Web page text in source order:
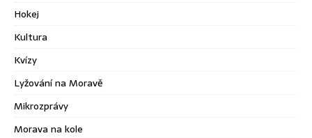
Hokej
Kultura
Kvízy
Lyžování na Moravě
Mikrozprávy
Morava na kole